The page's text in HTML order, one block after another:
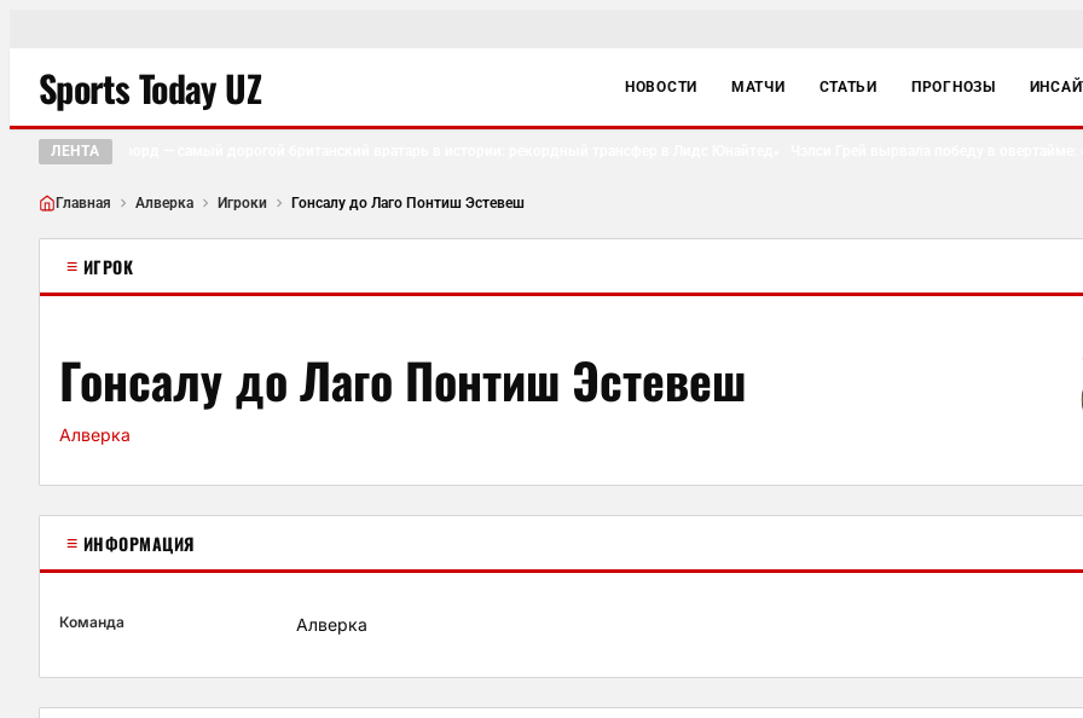
Sports Today UZ НОВОСТИ МАТЧИ СТАТЬИ ПРОГНОЗЫ
ЛЕНТА
Джеймс Траффорд — самый дорогой британский вратарь в истории: рекордный трансфер в Лидс Юнайтед
Главная Алверка Игроки Гонсалу до Лаго Понтиш Эстевеш
≡ ИГРОК
Гонсалу до Лаго Понтиш Эстевеш
Алверка
≡ ИНФОРМАЦИЯ
Команда Алверка